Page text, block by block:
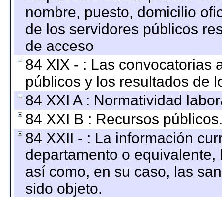
nombre, puesto, domicilio
de los servidores públicos
de acceso
84 XIX - : Las convocatorias
públicos y los resultados de
84 XXI A : Normatividad
84 XXI B : Recursos públicos.
84 XXII - : La información
departamento o
así como, en su caso, las
sido objeto.